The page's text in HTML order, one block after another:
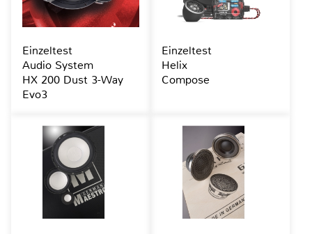
Einzeltest
Audio System
HX 200 Dust 3-Way
Evo3
Einzeltest
Helix
Compose